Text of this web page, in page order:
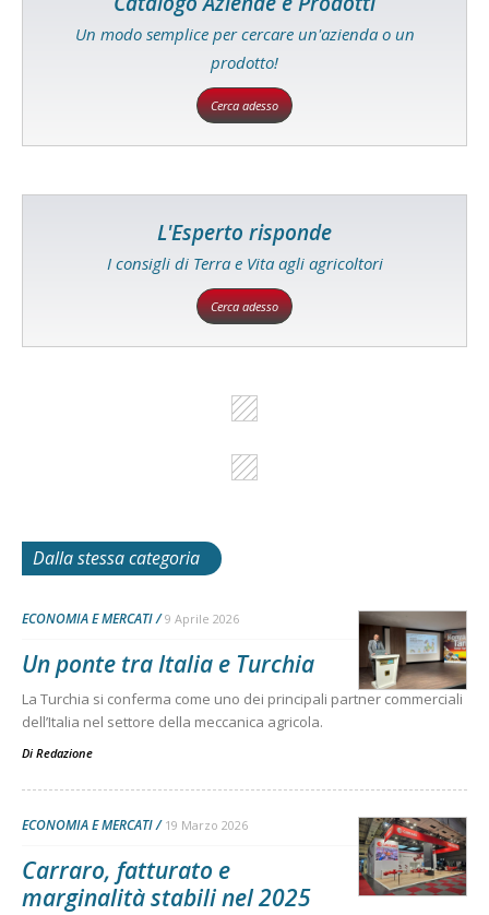
Un modo semplice per cercare un'azienda o un
prodotto!
Cerca adesso
L'Esperto risponde
I consigli di Terra e Vita agli agricoltori
Cerca adesso
Dalla stessa categoria
ECONOMIA E MERCATI 9 Aprile 2026
Un ponte tra Italia e Turchia
La Turchia si conferma come uno dei principali partner commerciali
dell’Italia nel settore della meccanica agricola.
Di Redazione
ECONOMIA E MERCATI 19 Marzo 2026
Carraro, fatturato e
marginalità stabili nel 2025